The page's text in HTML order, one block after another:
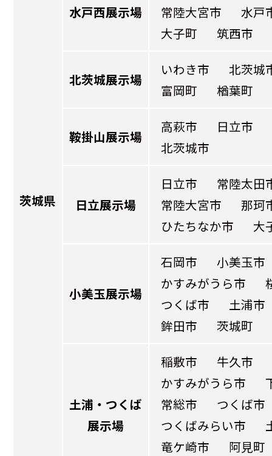
茨城県
水戸西展示場
常陸大宮市
水戸
大子町
筑西市
北茨城展示場
いわき市
北茨城
富岡町
楢葉町
鞍掛山展示場
高萩市
日立市
北茨城市
日立展示場
日立市
常陸太田
常陸大宮市
那珂
ひたちなか市
大
小美玉展示場
石岡市
小美玉市
かすみがうら市
つくば市
土浦市
鉾田市
茨城町
土浦・つくば
展示場
稲敷市
牛久市
かすみがうら市
常総市
つくば市
つくばみらい市
竜ケ崎市
阿見町